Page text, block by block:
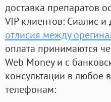
доставка препаратов
VIP клиентов: Сиалис
отлисия между
оплата принимаются
Web Money и с
консультации в любое
телефонам: